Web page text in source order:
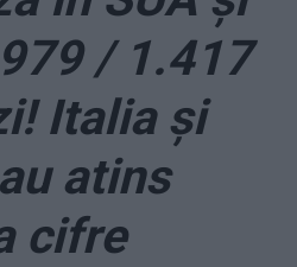
/ 1.417
Italia și
atins
cifre